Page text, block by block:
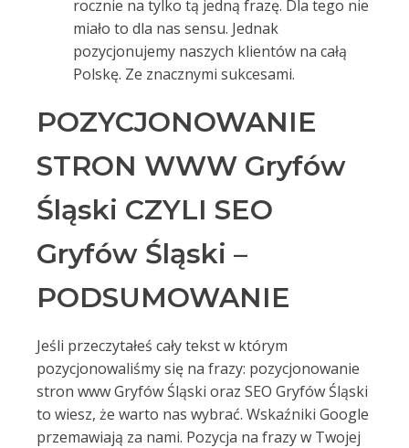
rocznie na tylko tą jedną frazę. Dla tego nie
miało to dla nas sensu. Jednak
pozycjonujemy naszych klientów na całą
Polskę. Ze znacznymi sukcesami.
POZYCJONOWANIE
STRON WWW Gryfów
Śląski CZYLI SEO
Gryfów Śląski –
PODSUMOWANIE
Jeśli przeczytałeś cały tekst w którym
pozycjonowaliśmy się na frazy: pozycjonowanie
stron www Gryfów Śląski oraz SEO Gryfów Śląski
to wiesz, że warto nas wybrać. Wskaźniki Google
przemawiają za nami. Pozycja na frazy w Twojej